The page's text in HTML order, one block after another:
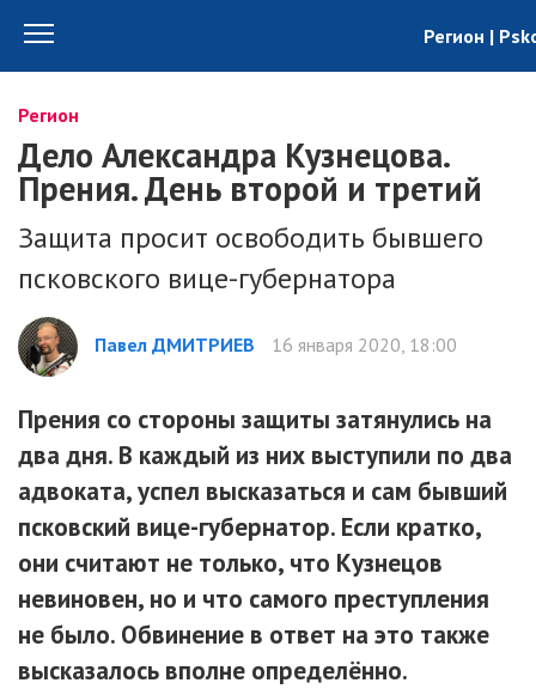
Регион |
Регион
Дело Александра Кузнецова.
Прения. День второй и третий
Защита просит освободить бывшего
псковского вице-губернатора
Павел ДМИТРИЕВ 16 января 2020, 18:00
Прения со стороны защиты затянулись на
два дня. В каждый из них выступили по два
адвоката, успел высказаться и сам бывший
псковский вице-губернатор. Если кратко,
они считают не только, что Кузнецов
невиновен, но и что самого преступления
не было. Обвинение в ответ на это также
высказалось вполне определённо.